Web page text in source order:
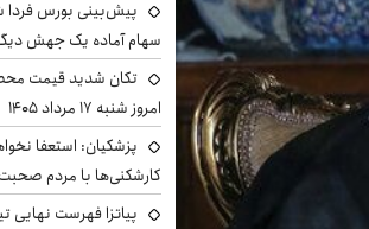
سهام آماده یک جهش
تکان شدید قیمت
امروز شنبه ۱۷ مرداد ۱۴۰۵
پزشکیان: استعفا
کارشکنی‌ها با مردم
پیاتزا فهرست نهایی